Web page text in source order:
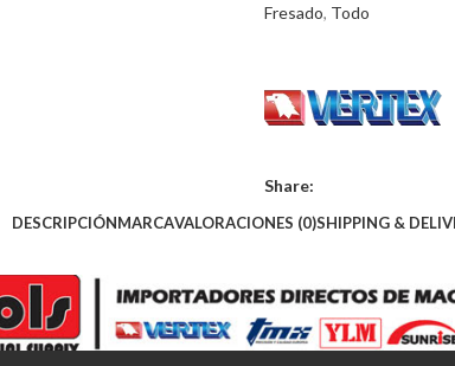
Fresado, Todo
Share:
DESCRIPCIÓNMARCAVALORACIONES (0)SHIPPING &